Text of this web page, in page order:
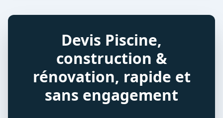
Devis Piscine,
construction &
rénovation, rapide et
sans engagement